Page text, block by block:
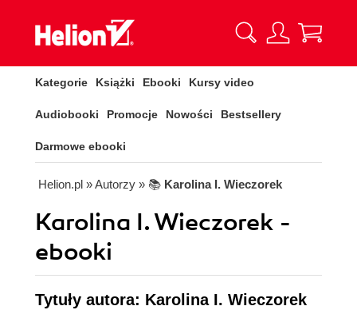
Kategorie Książki Ebooki Kursy video
Audiobooki Promocje Nowości Bestsellery
Darmowe ebooki
Helion.pl » Autorzy » 📚 Karolina I. Wieczorek
Karolina I. Wieczorek -
ebooki
Tytuły autora: Karolina I. Wieczorek